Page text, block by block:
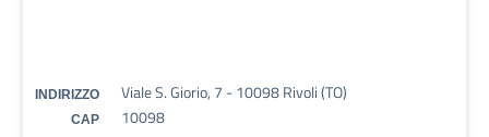
INDIRIZZO Viale S. Giorio, 7 - 10098 Rivoli (TO)
CAP 10098